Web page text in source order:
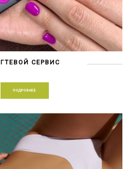
СЕРВИС
ПОДРОБНЕЕ